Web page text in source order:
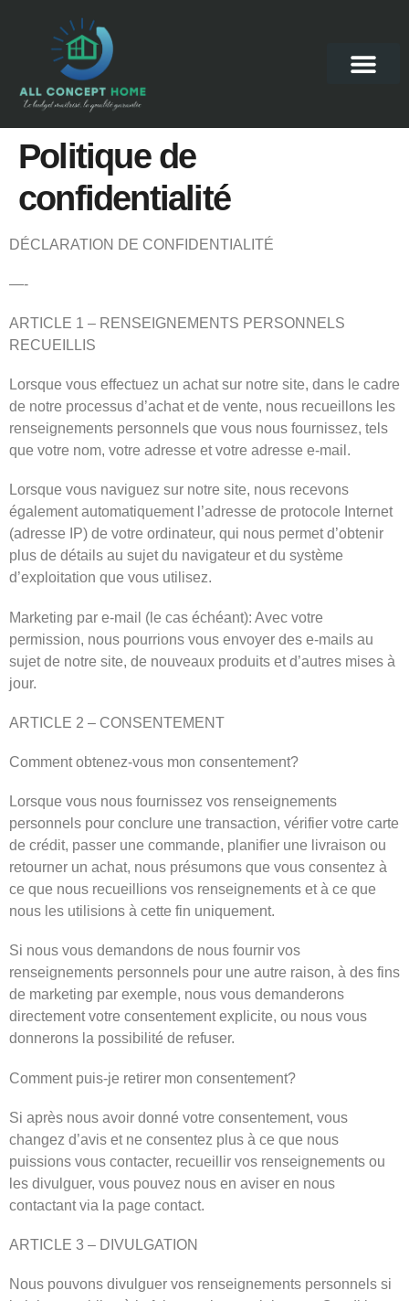
Politique de
confidentialité
DÉCLARATION DE CONFIDENTIALITÉ
—-
ARTICLE 1 – RENSEIGNEMENTS PERSONNELS
RECUEILLIS
Lorsque vous effectuez un achat sur notre site, dans le cadre
de notre processus d’achat et de vente, nous recueillons les
renseignements personnels que vous nous fournissez, tels
que votre nom, votre adresse et votre adresse e-mail.
Lorsque vous naviguez sur notre site, nous recevons
également automatiquement l’adresse de protocole Internet
(adresse IP) de votre ordinateur, qui nous permet d’obtenir
plus de détails au sujet du navigateur et du système
d’exploitation que vous utilisez.
Marketing par e-mail (le cas échéant): Avec votre
permission, nous pourrions vous envoyer des e-mails au
sujet de notre site, de nouveaux produits et d’autres mises à
jour.
ARTICLE 2 – CONSENTEMENT
Comment obtenez-vous mon consentement?
Lorsque vous nous fournissez vos renseignements
personnels pour conclure une transaction, vérifier votre carte
de crédit, passer une commande, planifier une livraison ou
retourner un achat, nous présumons que vous consentez à
ce que nous recueillions vos renseignements et à ce que
nous les utilisions à cette fin uniquement.
Si nous vous demandons de nous fournir vos
renseignements personnels pour une autre raison, à des fins
de marketing par exemple, nous vous demanderons
directement votre consentement explicite, ou nous vous
donnerons la possibilité de refuser.
Comment puis-je retirer mon consentement?
Si après nous avoir donné votre consentement, vous
changez d’avis et ne consentez plus à ce que nous
puissions vous contacter, recueillir vos renseignements ou
les divulguer, vous pouvez nous en aviser en nous
contactant via la page contact.
ARTICLE 3 – DIVULGATION
Nous pouvons divulguer vos renseignements personnels si